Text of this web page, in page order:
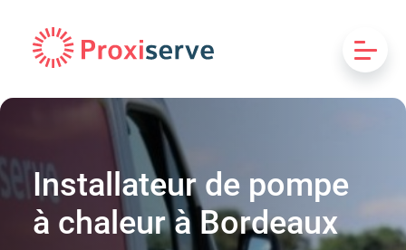
Installateur de pompe
à chaleur à Bordeaux